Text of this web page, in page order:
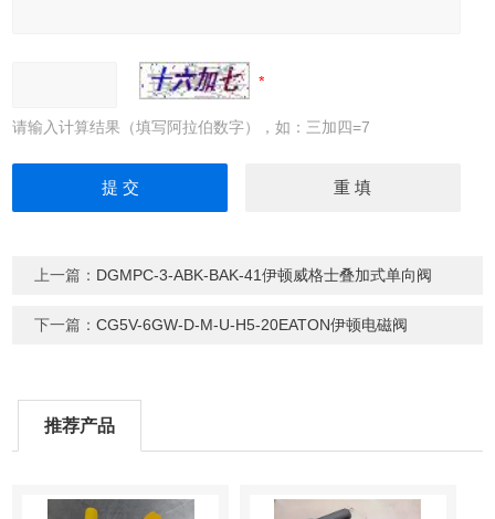
请输入计算结果（填写阿拉伯数字），如：三加四=7
上一篇： DGMPC-3-ABK-BAK-41伊顿威格士叠加式单向阀
下一篇：CG5V-6GW-D-M-U-H5-20EATON伊顿电磁阀
推荐产品